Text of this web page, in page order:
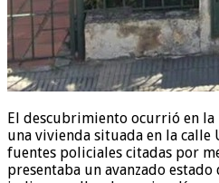
El descubrimiento ocurrió en la
una vivienda situada en la calle
fuentes policiales citadas por
presentaba un avanzado